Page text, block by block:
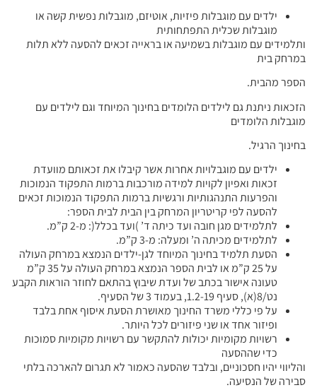
ילדים עם מוגבלות פיזיות, אוטיזם, מוגבלות נפשית קשה או
מוגבלות שכלית התפתחותית
ותלמידים עם מוגבלות בשמיעה או בראייה זכאים להסעה ללא תלות
במרחק בית
הספר מהבית.
הזכאות ניתנת גם לילדים הלומדים בחינוך המיוחד וגם לילדים עם
מוגבלות הלומדים
בחינוך הרגיל.
ילדים עם מוגבלויות אחרות אשר קיבלו את זכאותם מוועדת
זכאות ואפיון לקויות למידה מורכבות ברמות התפקוד הנמוכות
והפרעות התנהגותיות ורגשיות ברמות התפקוד הנמוכות זכאים
להסעה לפי קריטריון המרחק בין הבית לבית הספר:
לתלמידים מגן חובה ועד כיתה ד’ )ועד בכלל(: מ-2 ק”מ.
לתלמידים מכיתה ה’ ומעלה: מ-3 ק”מ.
הסעת תלמיד בחינוך המיוחד לגן-ילדים הנמצא במרחק העולה
על 25 ק”מ או לבית הספר הנמצא במרחק העולה על 35 ק”מ
טעונה אישור בכתב של ועדת שיבוץ בהתאם לחוזר הוראות הקבע
נט/8(א), סעיף 1.2-19, בעמוד 3 של הסעיף.
על פי כללי משרד החינוך מאושרת הסעת איסוף אחת בלבד
ופיזור אחד או שני פיזורים לכל היותר.
רשויות מקומיות יכולות להתקשר עם רשויות מקומיות סמוכות
כדי שההסעה
והליווי יהיו חסכוניים, ובלבד שהסעה כאמור לא תגרום להארכה בלתי
סבירה של הנסיעה.